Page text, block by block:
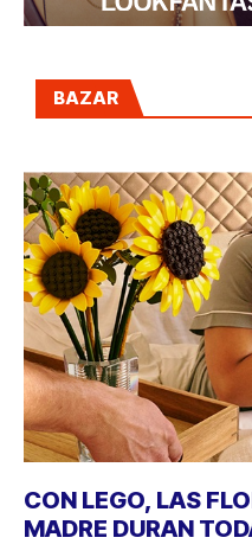
BAZAR
CON LEGO, LAS
MADRE DURAN